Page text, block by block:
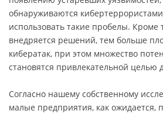
обнаруживаются
использовать такие пробелы. Кроме
внедряется решений, тем больше
кибератак, при этом множество
становятся привлекательной целью
Согласно нашему собственному
малые предприятия, как ожидается,